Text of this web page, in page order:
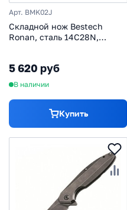
Арт. BMK02J
Складной нож Bestech
Ronan, сталь 14C28N,
5 620 руб
В наличии
Купить